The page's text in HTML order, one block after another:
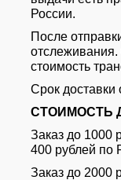
России.
После
стоимость
Срок доставки
СТОИМОСТЬ
Заказ до 1000
400 рублей по
Заказ до 2000